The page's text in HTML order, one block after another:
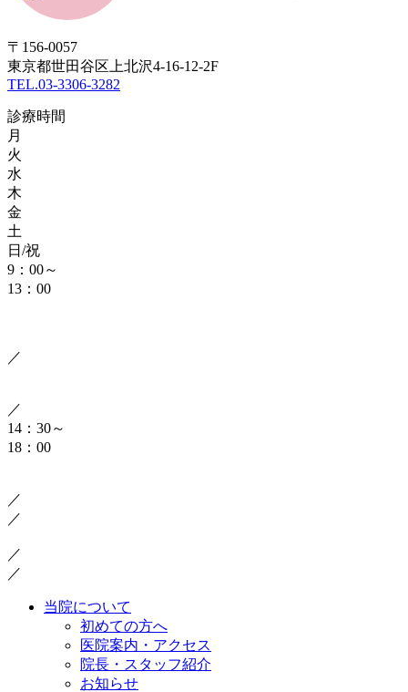
〒156-0057
東京都世田谷区上北沢4-16-12‐2F
TEL.03-3306-3282
診療時間
月
火
水
木
金
土
日/祝
9：00～
13：00
／
／
14：30～
18：00
／
／
／
／
当院について
初めての方へ
医院案内・アクセス
院長・スタッフ紹介
お知らせ